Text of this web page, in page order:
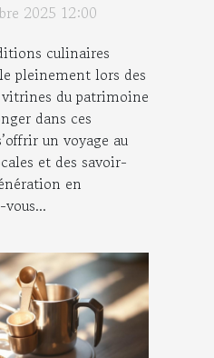
2025 12:00
culinaires
pleinement lors des
du patrimoine
dans ces
un voyage au
et des savoir-
en